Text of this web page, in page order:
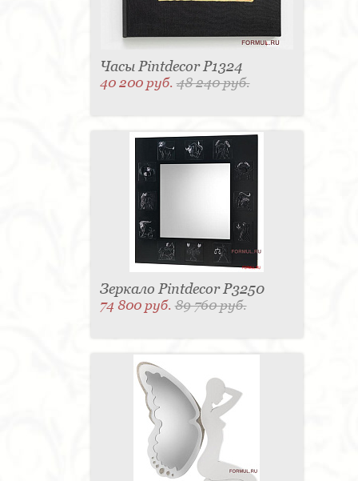
Часы Pintdecor P1324
40 200 руб.48 240 руб.
Зеркало Pintdecor P3250
74 800 руб.89 760 руб.